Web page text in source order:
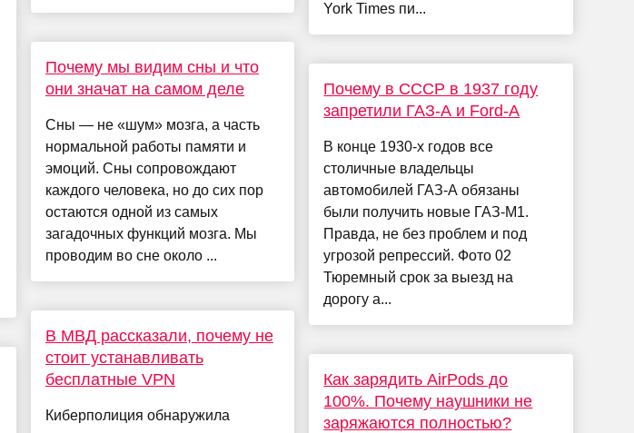
Почему мы видим сны и что
они значат на самом деле
Сны — не «шум» мозга, а часть
нормальной работы памяти и
эмоций. Сны сопровождают
каждого человека, но до сих пор
остаются одной из самых
загадочных функций мозга. Мы
проводим во сне около ...
В МВД рассказали, почему не
стоит устанавливать
бесплатные VPN
Киберполиция обнаружила
York Times пи...
Почему в СССР в 1937 году
запретили ГАЗ-А и Ford-A
В конце 1930-х годов все
столичные владельцы
автомобилей ГАЗ-А обязаны
были получить новые ГАЗ-М1.
Правда, не без проблем и под
угрозой репрессий. Фото 02
Тюремный срок за выезд на
дорогу а...
Как зарядить AirPods до
100%. Почему наушники не
заряжаются полностью?